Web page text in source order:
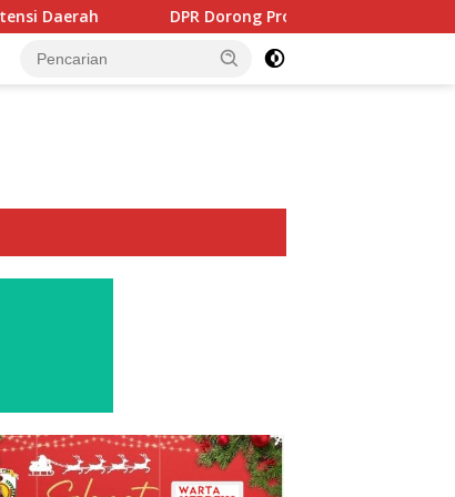
DPR Dorong Program PTSL dan Percepatan Sertifikasi